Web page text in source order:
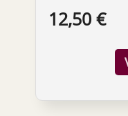
Poignée extra
- ouvre toutes
12,50 €